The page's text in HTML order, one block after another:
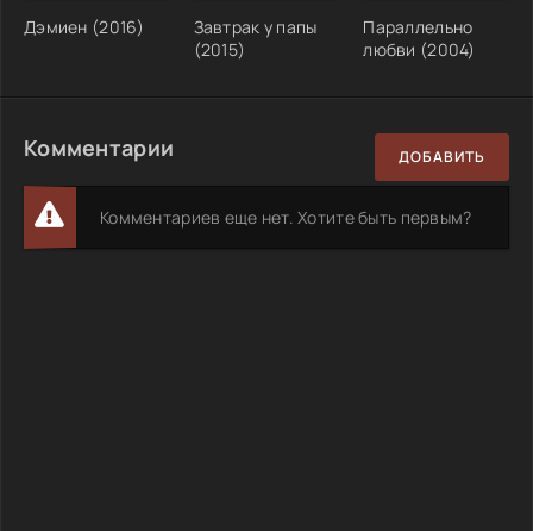
Дэмиен (2016)
Завтрак у папы
(2015)
Параллельно
любви (2004)
Комментарии ДОБАВИТЬ
Комментариев еще нет. Хотите быть первым?